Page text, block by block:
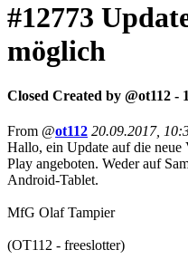
#12773
möglich
Closed Created by @ot112 -
From @ot112 20.09.2017,
Hallo, ein Update auf die
Play angeboten. Weder auf
Android-Tablet.
MfG Olaf Tampier
(OT112 - freeslotter)